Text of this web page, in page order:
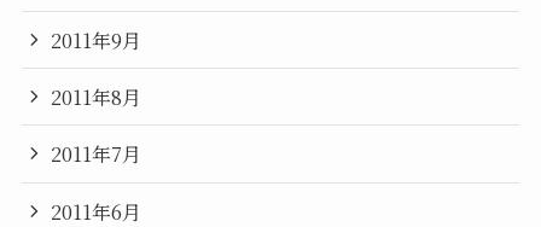
2011年9月
2011年8月
2011年7月
2011年6月